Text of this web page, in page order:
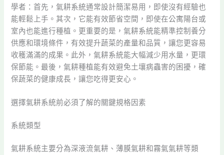
學者：首先，氣耕系統通常設計簡潔易用，即使沒有經驗也
能輕鬆上手。其次，它能有效節省空間，即使在公寓陽台或
室內也能進行種植。更重要的是，氣耕系統能精準控制養分
供應和環境條件，有效提升蔬菜的產量和品質，讓您更容易
收穫滿滿的成果。此外，氣耕系統能大幅減少用水量，更環
保節能。最後，氣耕種植能有效避免土壤病蟲害的困擾，確
保蔬菜的健康成長，讓您吃得更安心。
選擇氣耕系統前必須了解的關鍵規格因素
系統類型
氣耕系統主要分為深液流氣耕、薄膜氣耕和霧氣氣耕等類